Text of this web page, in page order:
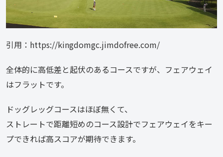
引用：https://kingdomgc.jimdofree.com/
全体的に高低差と起伏のあるコースですが、フェアウェイ
はフラットです。
ドッグレッグコースはほぼ無くて、
ストレートで距離短めのコース設計でフェアウェイをキー
プできれば高スコアが期待できます。